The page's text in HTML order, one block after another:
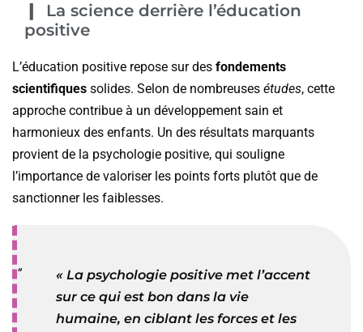
La science derrière l’éducation
positive
L’éducation positive repose sur des fondements
scientifiques solides. Selon de nombreuses études, cette
approche contribue à un développement sain et
harmonieux des enfants. Un des résultats marquants
provient de la psychologie positive, qui souligne
l’importance de valoriser les points forts plutôt que de
sanctionner les faiblesses.
« La psychologie positive met l’accent
sur ce qui est bon dans la vie
humaine, en ciblant les forces et les